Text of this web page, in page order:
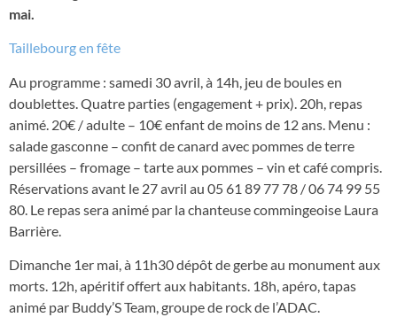
mai.
Taillebourg en fête
Au programme : samedi 30 avril, à 14h, jeu de boules en
doublettes. Quatre parties (engagement + prix). 20h, repas
animé. 20€ / adulte – 10€ enfant de moins de 12 ans. Menu :
salade gasconne – confit de canard avec pommes de terre
persillées – fromage – tarte aux pommes – vin et café compris.
Réservations avant le 27 avril au 05 61 89 77 78 / 06 74 99 55
80. Le repas sera animé par la chanteuse commingeoise Laura
Barrière.
Dimanche 1er mai, à 11h30 dépôt de gerbe au monument aux
morts. 12h, apéritif offert aux habitants. 18h, apéro, tapas
animé par Buddy’S Team, groupe de rock de l’ADAC.